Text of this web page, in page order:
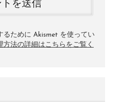
るために Akismet を使ってい
方法の詳細はこちらをご覧く